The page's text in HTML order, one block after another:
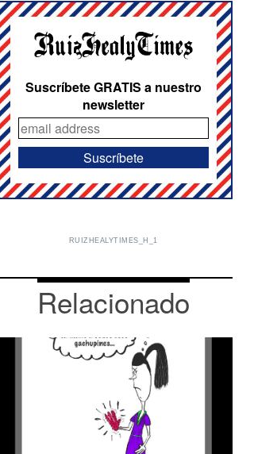
Suscríbete GRATIS a nuestro
newsletter
RUIZHEALYTIMES_H_1
Relacionado